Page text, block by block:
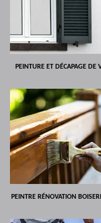
PEINTURE ET DÉCAPAGE DE
PEINTRE RÉNOVATION